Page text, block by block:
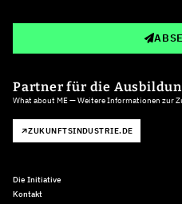
Partner für die
What about ME — Weitere Informationen zur
ZUKUNFTSINDUSTRIE.DE
Die Initiative
Kontakt